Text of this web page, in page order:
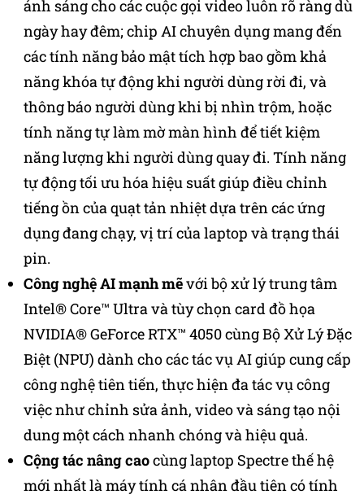
ánh sáng cho các cuộc gọi video luôn rõ ràng dù
ngày hay đêm; chip AI chuyên dụng mang đến
các tính năng bảo mật tích hợp bao gồm khả
năng khóa tự động khi người dùng rời đi, và
thông báo người dùng khi bị nhìn trộm, hoặc
tính năng tự làm mờ màn hình để tiết kiệm
năng lượng khi người dùng quay đi. Tính năng
tự động tối ưu hóa hiệu suất giúp điều chỉnh
tiếng ồn của quạt tản nhiệt dựa trên các ứng
dụng đang chạy, vị trí của laptop và trạng thái
pin.
Công nghệ AI mạnh mẽvới bộ xử lý trung tâm
Intel® Core™ Ultra và tùy chọn card đồ họa
NVIDIA® GeForce RTX™ 4050 cùng Bộ Xử Lý Đặc
Biệt (NPU) dành cho các tác vụ AI giúp cung cấp
công nghệ tiên tiến, thực hiện đa tác vụ công
việc như chỉnh sửa ảnh, video và sáng tạo nội
dung một cách nhanh chóng và hiệu quả.
Cộng tác nâng caocùng laptop Spectre thế hệ
mới nhất là máy tính cá nhân đầu tiên có tính